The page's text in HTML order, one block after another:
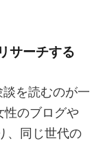
サーチする
を読むのが一
のブログや
、同じ世代の